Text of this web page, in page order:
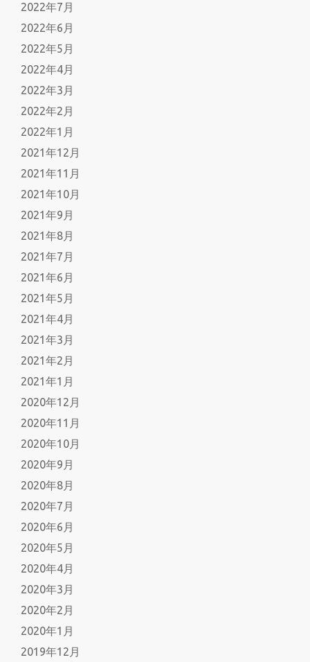
2022年7月
2022年6月
2022年5月
2022年4月
2022年3月
2022年2月
2022年1月
2021年12月
2021年11月
2021年10月
2021年9月
2021年8月
2021年7月
2021年6月
2021年5月
2021年4月
2021年3月
2021年2月
2021年1月
2020年12月
2020年11月
2020年10月
2020年9月
2020年8月
2020年7月
2020年6月
2020年5月
2020年4月
2020年3月
2020年2月
2020年1月
2019年12月